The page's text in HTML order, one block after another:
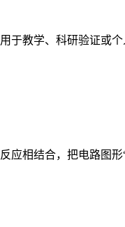
于教学、科研验证或
应相结合，把电路图